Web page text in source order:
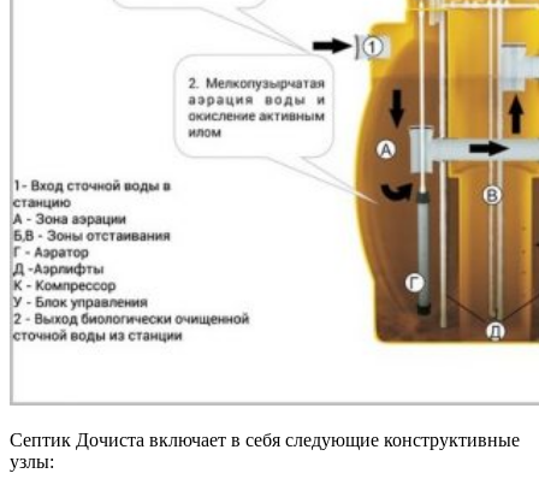
Септик Дочиста включает в себя следующие конструктивные
узлы: